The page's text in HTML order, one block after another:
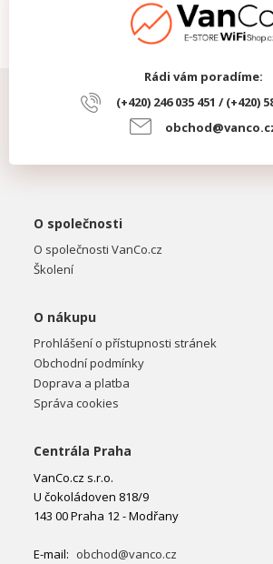
Rádi vám poradíme:
(+420) 246 035 451 / (+420)
O společnosti
O společnosti VanCo.cz
Školení
O nákupu
Prohlášení o přístupnosti stránek
Obchodní podmínky
Doprava a platba
Správa cookies
Centrála Praha
VanCo.cz s.r.o.
U čokoládoven 818/9
143 00 Praha 12 - Modřany
E-mail: obchod@vanco.cz